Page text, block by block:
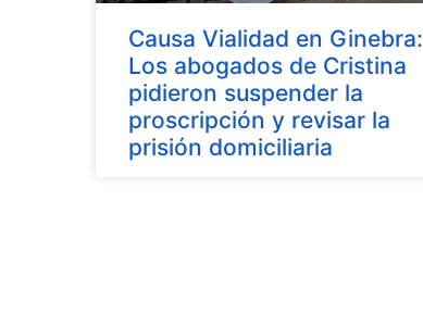
Causa Vialidad en Ginebra:
Los abogados de Cristina
pidieron suspender la
proscripción y revisar la
prisión domiciliaria